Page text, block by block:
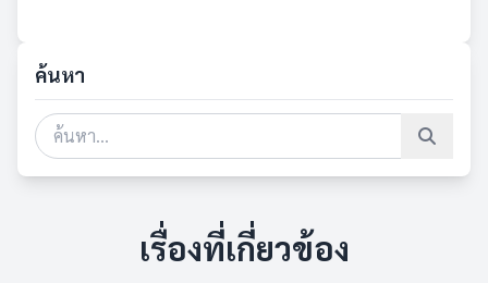
ค้นหา
เรื่องที่เกี่ยวข้อง